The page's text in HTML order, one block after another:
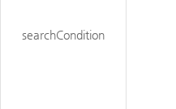
searchCondition